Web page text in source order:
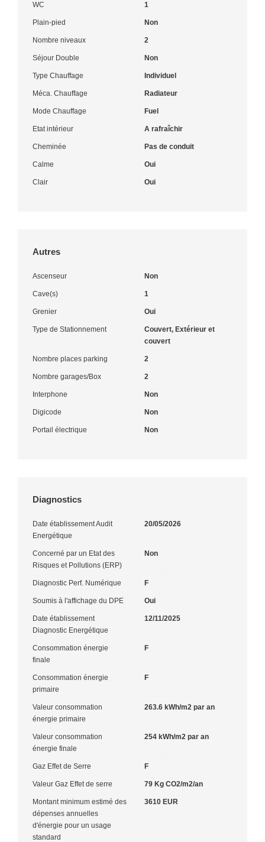
WC 1
Plain-pied Non
Nombre niveaux 2
Séjour Double Non
Type Chauffage Individuel
Méca. Chauffage Radiateur
Mode Chauffage Fuel
Etat intérieur A rafraîchir
Cheminée Pas de conduit
Calme Oui
Clair Oui
Autres
Ascenseur Non
Cave(s) 1
Grenier Oui
Type de Stationnement
Couvert, Extérieur et
couvert
Nombre places parking 2
Nombre garages/Box 2
Interphone Non
Digicode Non
Portail électrique Non
Diagnostics
Date établissement Audit
Energétique
20/05/2026
Concerné par un Etat des
Risques et Pollutions (ERP)
Non
Diagnostic Perf. Numérique F
Soumis à l'affichage du DPE Oui
Date établissement
Diagnostic Energétique
12/11/2025
Consommation énergie
finale
F
Consommation énergie
primaire
F
Valeur consommation
énergie primaire
263.6 kWh/m2 par an
Valeur consommation
énergie finale
254 kWh/m2 par an
Gaz Effet de Serre F
Valeur Gaz Effet de serre 79 Kg CO2/m2/an
Montant minimum estimé des
dépenses annuelles
d'énergie pour un usage
standard
3610 EUR